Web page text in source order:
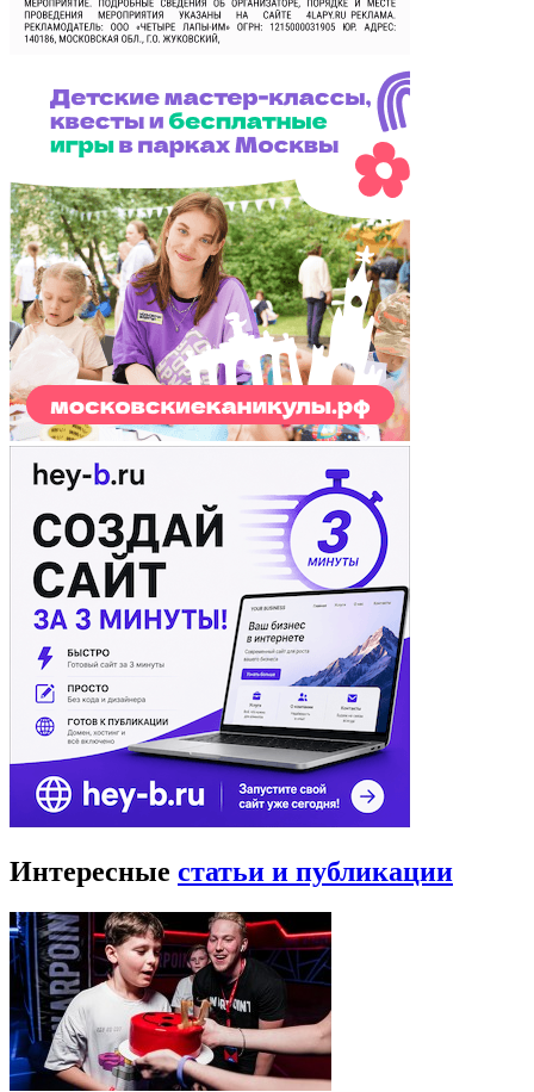
Интересные статьи и публикации